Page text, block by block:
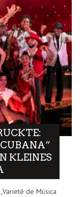
KLEINES
de Música